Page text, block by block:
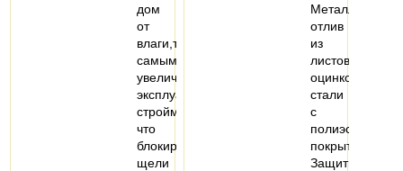
дом
от
влаги,тем
самым
увеличивают
эксплуатацию
стройматериалов,потому
что
блокируют
щели
Металлический
отлив
из
листовой
оцинкованной
стали
с
полиэстеровым
покрытием.
Защитный